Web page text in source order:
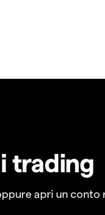
trading
apri un conto